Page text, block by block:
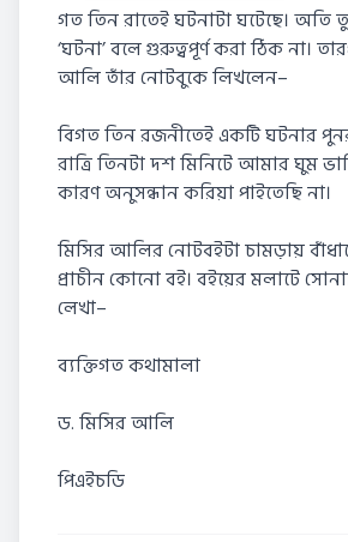
গত তিন রাতেই ঘটনাটা ঘটেছে। অতি
‘ঘটনা’ বলে গুরুত্বপূর্ণ করা ঠিক না।
আলি তাঁর নোটবুকে লিখলেন–
বিগত তিন রজনীতেই একটি ঘটনার
রাত্রি তিনটা দশ মিনিটে আমার ঘুম
কারণ অনুসন্ধান করিয়া পাইতেছি না।
মিসির আলির নোটবইটা চামড়ায়
প্রাচীন কোনো বই। বইয়ের মলাটে
লেখা–
ব্যক্তিগত কথামালা
ড. মিসির আলি
পিএইচডি